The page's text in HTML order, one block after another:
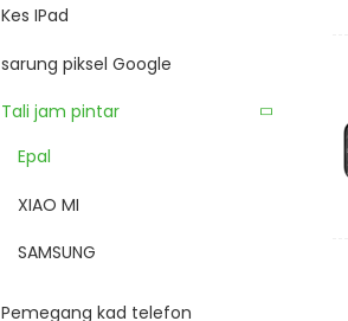
Kes IPad
sarung piksel Google
Tali jam pintar
Epal
XIAO MI
SAMSUNG
Pemegang kad telefon